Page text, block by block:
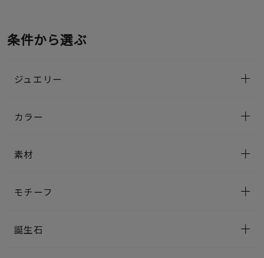
条件から選ぶ
ジュエリー
カラー
素材
モチーフ
誕生石